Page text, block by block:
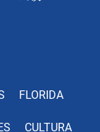
FLORIDA
CULTURA